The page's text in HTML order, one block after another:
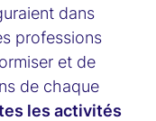
dans
professions
et de
de chaque
les activités